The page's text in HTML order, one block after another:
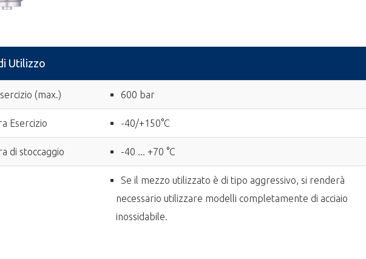
Utilizzo
(max.) 600 bar
Esercizio -40/+150°C
di stoccaggio -40 ... +70 °C
Se il mezzo utilizzato è di tipo aggressivo, si renderà
necessario utilizzare modelli completamente di acciaio
inossidabile.